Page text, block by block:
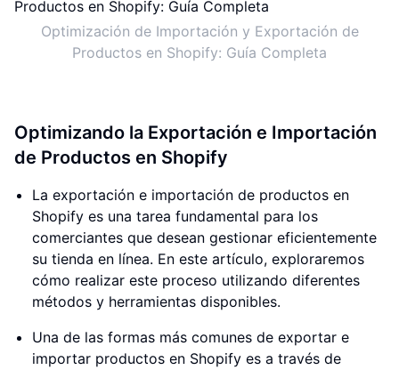
Optimización de Importación y Exportación de
Productos en Shopify: Guía Completa
Optimizando la Exportación e Importación
de Productos en Shopify
La exportación e importación de productos en
Shopify es una tarea fundamental para los
comerciantes que desean gestionar eficientemente
su tienda en línea. En este artículo, exploraremos
cómo realizar este proceso utilizando diferentes
métodos y herramientas disponibles.
Una de las formas más comunes de exportar e
importar productos en Shopify es a través de